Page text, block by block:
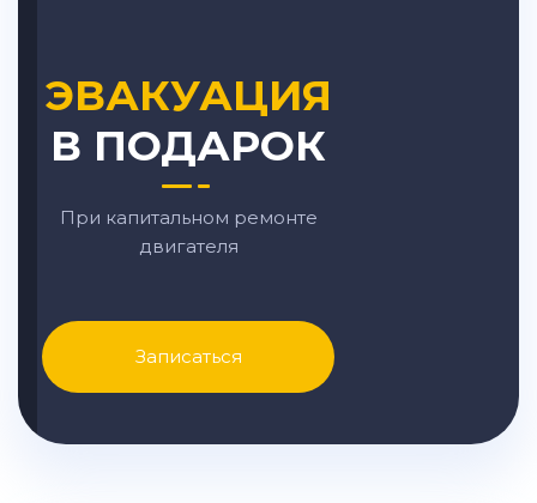
ЭВАКУАЦИЯ
В ПОДАРОК
При капитальном ремонте
двигателя
Записаться